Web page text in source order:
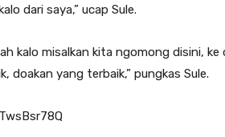
dari saya,” ucap Sule.
kalo misalkan kita ngomong disini,
doakan yang terbaik,” pungkas Sule.